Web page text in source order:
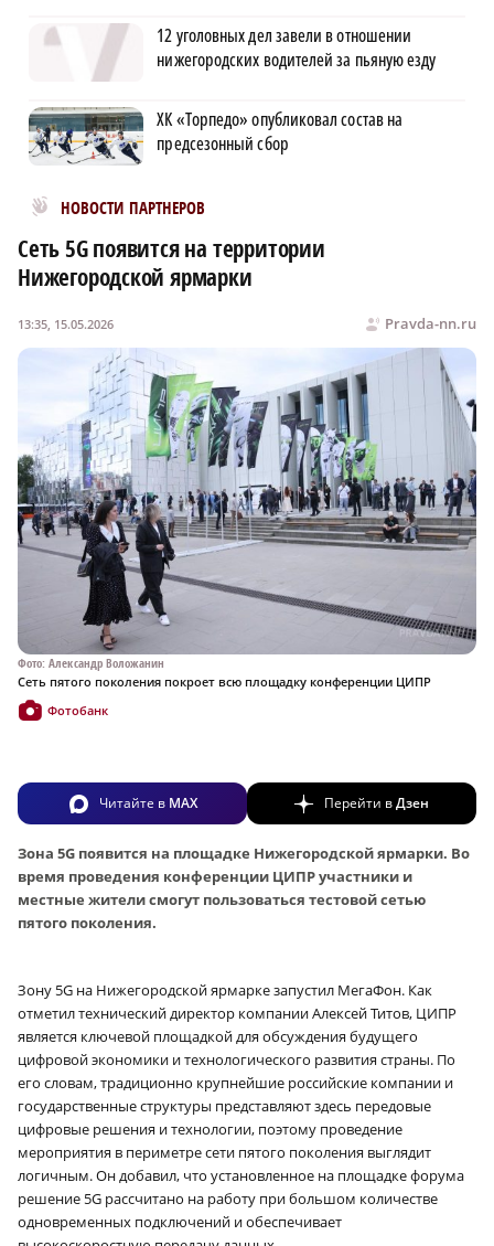
12 уголовных дел завели в отношении
нижегородских водителей за пьяную езду
ХК «Торпедо» опубликовал состав на
предсезонный сбор
НОВОСТИ ПАРТНЕРОВ
Новости МирТесен
Сеть 5G появится на территории
Нижегородской ярмарки
Pravda-nn.ru
13:35, 15.05.2026
Фото: Александр Воложанин
Сеть пятого поколения покроет всю площадку конференции ЦИПР
Фотобанк
Читайте в MAX Перейти вДзен
Зона 5G появится на площадке Нижегородской ярмарки. Во
время проведения конференции ЦИПР участники и
местные жители смогут пользоваться тестовой сетью
пятого поколения.
Зону 5G на Нижегородской ярмарке запустил МегаФон. Как
отметил технический директор компании Алексей Титов, ЦИПР
является ключевой площадкой для обсуждения будущего
цифровой экономики и технологического развития страны. По
его словам, традиционно крупнейшие российские компании и
государственные структуры представляют здесь передовые
цифровые решения и технологии, поэтому проведение
мероприятия в периметре сети пятого поколения выглядит
логичным. Он добавил, что установленное на площадке форума
решение 5G рассчитано на работу при большом количестве
одновременных подключений и обеспечивает